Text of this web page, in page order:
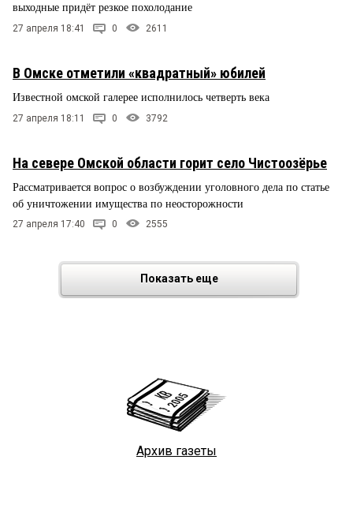
выходные придёт резкое похолодание
27 апреля 18:41 0 2611
В Омске отметили «квадратный» юбилей
Известной омской галерее исполнилось четверть века
27 апреля 18:11 0 3792
На севере Омской области горит село Чистоозёрье
Рассматривается вопрос о возбуждении уголовного дела по статье
об уничтожении имущества по неосторожности
27 апреля 17:40 0 2555
Показать еще
Архив газеты